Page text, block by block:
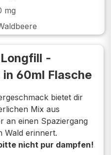
mg
-
60ml Flasche
bietet dir
Mix aus
an einen Spaziergang
Wald erinnert.
nicht pur dampfen!